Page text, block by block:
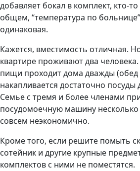
добавляет бокал в комплект, кто-
общем, “температура по
одинаковая.
Кажется, вместимость отличная.
квартире проживают два
пищи проходит дома дважды (обед
накапливается достаточно посуды
Семье с тремя и более членами
посудомоечную машину несколько
совсем неэкономично.
Кроме того, если решите помыть
сотейник и другие крупные
комплектов с ними не поместятся.